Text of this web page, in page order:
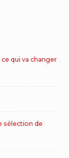
qui va changer
sélection de